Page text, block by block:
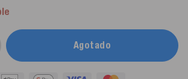
Agotado